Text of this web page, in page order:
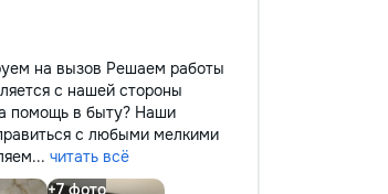
на вызов Решаем работы
с нашей стороны
помощь в быту? Наши
с любыми мелкими
читать всё